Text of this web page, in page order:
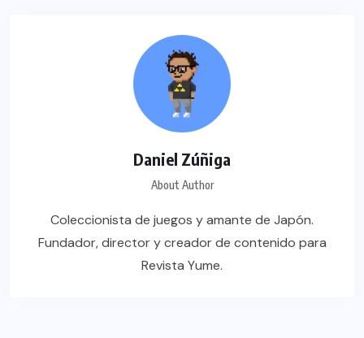
Daniel Zúñiga
About Author
Coleccionista de juegos y amante de Japón.
Fundador, director y creador de contenido para
Revista Yume.